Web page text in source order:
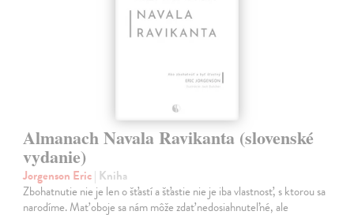
Almanach Navala Ravikanta (slovenské
vydanie)
Jorgenson Eric| Kniha
Zbohatnutie nie je len o šťastí a šťastie nie je iba vlastnosť, s ktorou sa
narodíme. Mať oboje sa nám môže zdať nedosiahnuteľné, ale